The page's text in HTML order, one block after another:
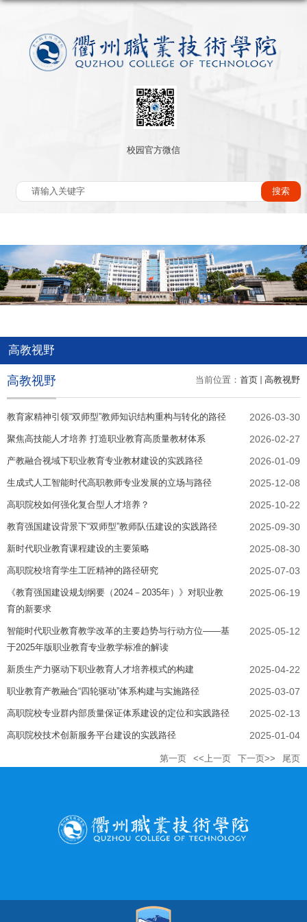
校园官方微信
高教视野
当前位置： 首页 高教视野
高教视野
教育家精神引领“双师型”教师知识结构重构与转化的路径 2026-03-30
聚焦高技能人才培养 打造职业教育高质量教材体系 2026-02-27
产教融合视域下职业教育专业教材建设的实践路径 2026-01-09
生成式人工智能时代高职教师专业发展的立场与路径 2025-12-08
高职院校如何强化复合型人才培养？ 2025-10-22
教育强国建设背景下“双师型”教师队伍建设的实践路径 2025-09-30
新时代职业教育课程建设的主要策略 2025-08-30
高职院校培育学生工匠精神的路径研究 2025-07-03
《教育强国建设规划纲要（2024－2035年）》对职业教
育的新要求
2025-06-19
智能时代职业教育教学改革的主要趋势与行动方位——基
于2025年版职业教育专业教学标准的解读
2025-05-12
新质生产力驱动下职业教育人才培养模式的构建 2025-04-22
职业教育产教融合“四轮驱动”体系构建与实施路径 2025-03-07
高职院校专业群内部质量保证体系建设的定位和实践路径 2025-02-13
高职院校技术创新服务平台建设的实践路径 2025-01-04
第一页 <<上一页 下一页>> 尾页